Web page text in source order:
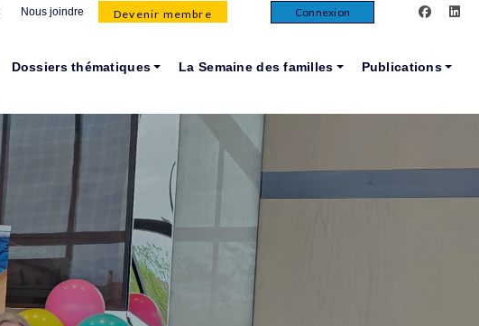
Nous joindre Devenir membre Connexion facebook
Dossiers thématiques La Semaine des familles Publications